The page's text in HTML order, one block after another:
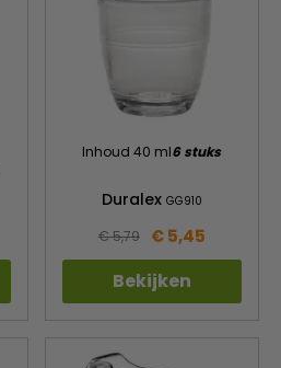
Inhoud 40 ml6 stuks
Duralex GG910
€ 5,79 € 5,45
Bekijken